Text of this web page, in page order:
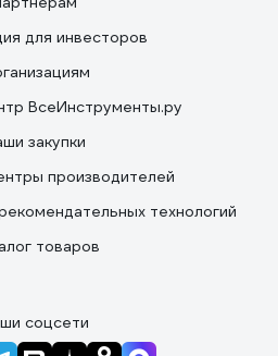
для инвесторов
ВсеИнструменты.ру
закупки
производителей
технологий
товаров
соцсети